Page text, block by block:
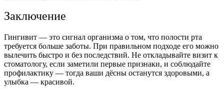
Заключение
Гингивит — это сигнал организма о том, что полости рта
требуется больше заботы. При правильном подходе его можно
вылечить быстро и без последствий. Не откладывайте визит к
стоматологу, если заметили первые признаки, и соблюдайте
профилактику — тогда ваши дёсны останутся здоровыми, а
улыбка — красивой.